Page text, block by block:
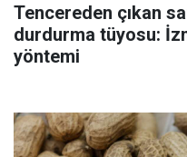
Tencereden çıkan
durdurma tüyosu:
yöntemi